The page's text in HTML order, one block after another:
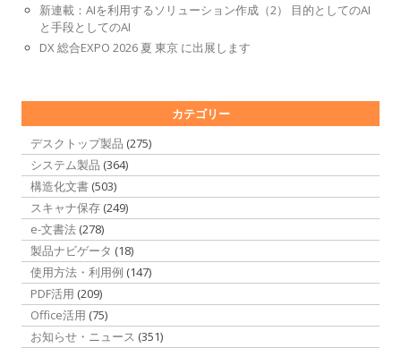
新連載：AIを利用するソリューション作成（2） 目的としてのAI
と手段としてのAI
DX 総合EXPO 2026 夏 東京 に出展します
カテゴリー
デスクトップ製品 (275)
システム製品 (364)
構造化文書 (503)
スキャナ保存 (249)
e-文書法 (278)
製品ナビゲータ (18)
使用方法・利用例 (147)
PDF活用 (209)
Office活用 (75)
お知らせ・ニュース (351)